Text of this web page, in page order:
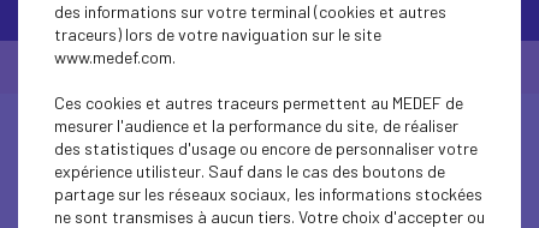
© Medef Bretagne 2026 -
des informations sur votre terminal (cookies et autres
traceurs) lors de votre naviguation sur le site
www.medef.com.
Ces cookies et autres traceurs permettent au MEDEF de
mesurer l'audience et la performance du site, de réaliser
des statistiques d'usage ou encore de personnaliser votre
expérience utilisteur. Sauf dans le cas des boutons de
partage sur les réseaux sociaux, les informations stockées
ne sont transmises à aucun tiers. Votre choix d'accepter ou